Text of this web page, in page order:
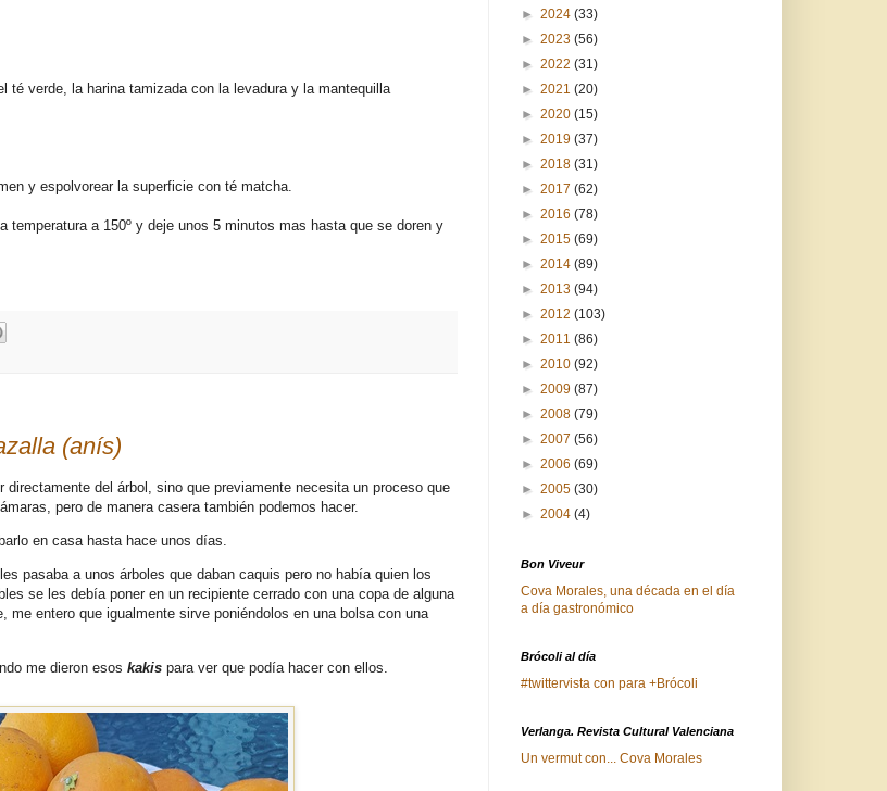
té verde, la harina tamizada con la levadura y la mantequilla
y espolvorear la superficie con té matcha.
temperatura a 150º y deje unos 5 minutos mas hasta que se doren y
(anís)
del árbol, sino que previamente necesita un proceso que
pero de manera casera también podemos hacer.
en casa hasta hace unos días.
pasaba a unos árboles que daban caquis pero no había quien los
se les debía poner en un recipiente cerrado con una copa de alguna
me entero que igualmente sirve poniéndolos en una bolsa con una
me dieron esos kakis para ver que podía hacer con ellos.
► 2024 (33)
► 2023 (56)
► 2022 (31)
► 2021 (20)
► 2020 (15)
► 2019 (37)
► 2018 (31)
► 2017 (62)
► 2016 (78)
► 2015 (69)
► 2014 (89)
► 2013 (94)
► 2012 (103)
► 2011 (86)
► 2010 (92)
► 2009 (87)
► 2008 (79)
► 2007 (56)
► 2006 (69)
► 2005 (30)
► 2004 (4)
Bon Viveur
Cova Morales, una década en el día
a día gastronómico
Brócoli al día
#twittervista con para +Brócoli
Verlanga. Revista Cultural Valenciana
Un vermut con... Cova Morales